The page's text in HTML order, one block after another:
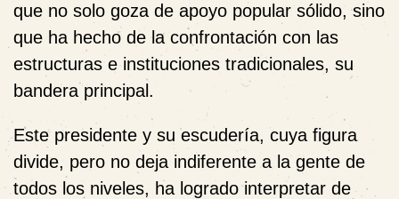
que no solo goza de apoyo popular sólido, sino
que ha hecho de la confrontación con las
estructuras e instituciones tradicionales, su
bandera principal.
Este presidente y su escudería, cuya figura
divide, pero no deja indiferente a la gente de
todos los niveles, ha logrado interpretar de